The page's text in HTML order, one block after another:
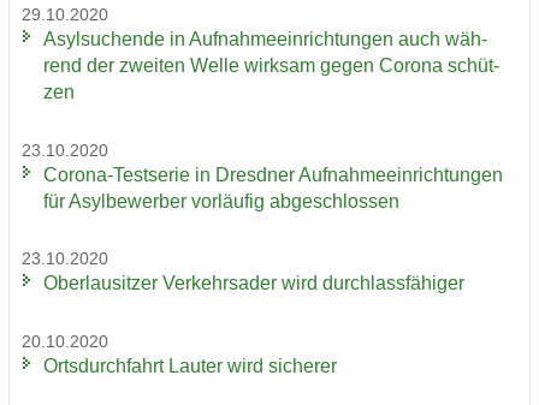
29.10.2020
Asyl­su­chen­de in Auf­nah­me­ein­rich­tun­gen auch wäh­
rend der zwei­ten Welle wirk­sam gegen Co­ro­na schüt­
zen
23.10.2020
Corona-​Testserie in Dresd­ner Auf­nah­me­ein­rich­tun­gen
für Asyl­be­wer­ber vor­läu­fig ab­ge­schlos­sen
23.10.2020
Ober­lau­sit­zer Ver­kehrs­ader wird durch­lass­fä­hi­ger
20.10.2020
Orts­durch­fahrt Lau­ter wird si­che­rer